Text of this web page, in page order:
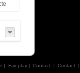
| Fair play| Contact| Contact|